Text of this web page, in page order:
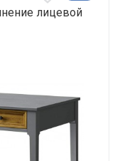
лицевой